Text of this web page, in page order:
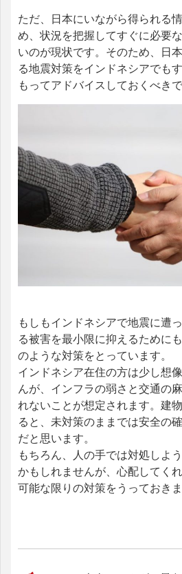
ただ、日本にいながら得られる
め、状況を把握してすぐに必要
いのが現状です。そのため、日
る地震対策をインドネシアでも
もってアドバイスしておくべきで
もしもインドネシアで地震に遭
る被害を最小限に抑えるために
のような対策をとっています。
インドネシア在住の方は少し想
んが、インフラの弱さと交通の
れないことが想定されます。建
ると、未対策のままでは安全の
だと思います。
もちろん、人の手では対処しよ
かもしれませんが、心配してく
可能な限りの対策をうっておき